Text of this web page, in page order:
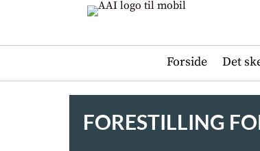
Forside Det
FORESTILLING